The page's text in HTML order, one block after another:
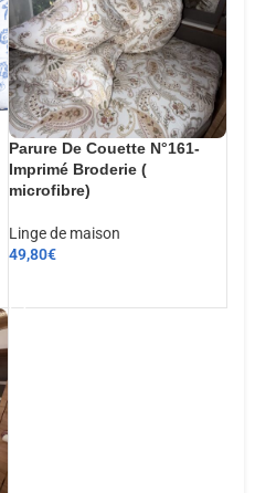
Parure De Couette N°161-
Imprimé Broderie (
microfibre)
Linge de maison
49,80€